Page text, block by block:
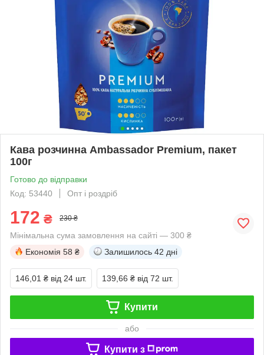
Кава розчинна Ambassador Premium, пакет
100г
Готово до відправки
Код: 53440
Опт і роздріб
172 ₴ 230 ₴
Мінімальна сума замовлення на сайті — 300 ₴
Економія 58 ₴ Залишилось 42 дні
146,01 ₴ від 24 шт. 139,66 ₴ від 72 шт.
Купити
або
Купити з